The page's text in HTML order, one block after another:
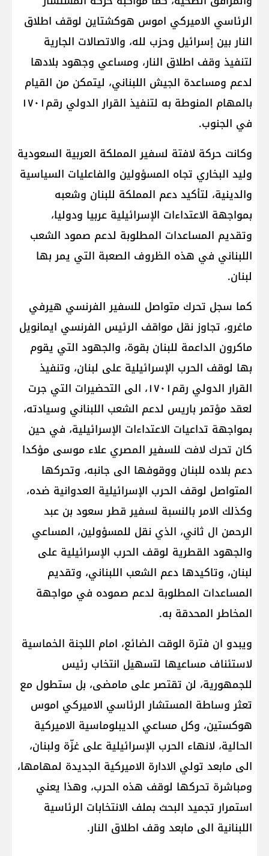
الرئاسي الاميركي اموس هوكشتاين لوقف اطلاق
النار بين إسرائيل وحزب لله، والاتصالات الجارية
لتنفيذ وقف اطلاق النار، ومساعي وجهود بلادها
لدعم ومساعدة الجيش اللبناني، ليتمكن من القيام
بالمهام المنوطة به لتنفيذ القرار الدولي رقم١٧٠١
في الجنوب.
وكانت حركة لافتة لسفير المملكة العربية السعودية
وليد البخاري تجاه المسؤولين والفاعليات السياسية
والدينية، لتأكيد دعم المملكة للبنان وشعبه
بمواجهة الاعتداءات الإسرائيلية عربيا ودوليا،
وتقديم المساعدات المطلوبة لدعم صمود الشعب
اللبناني في هذه الظروف الصعبة التي يمر بها
لبنان.
كما سجل تحرك متواصل للسفير الفرنسي هيرفي
ماغرو، تجاوز نقل مواقف الرئيس الفرنسي ايمانويل
ماكرون الداعمة للبنان بقوة، والجهود التي يقوم
بها لوقف الحرب الإسرائيلية على لبنان، وتنفيذ
القرار الدولي رقم١٧٠١، الى التحضيرات التي جرت
لعقد مؤتمر باريس لدعم الشعب اللبناني وسيادته،
بمواجهة تداعيات الاعتداءات الإسرائيلية، في حين
كان تحرك لافت للسفير المصري علاء موسى مؤكدا
دعم بلاده للبنان ووقوفها الى جانبه، وتحركها
المتواصل لوقف الحرب الإسرائيلية العدوانية ضده،
وكذلك الامر بالنسبة لسفير قطر سعود بن عبد
الرحمن ال ثاني، الذي نقل للمسؤولين، المساعي
والجهود القطرية لوقف الحرب الإسرائيلية على
لبنان، وتاكيدها دعم الشعب اللبناني، وتقديم
المساعدات المطلوبة لدعم صموده في مواجهة
المخاطر المحدقة به.
ويبدو ان فترة الوقت الضائع، امام اللجنة الخماسية
لاستئناف مساعيها لتسهيل انتخاب رئيس
للجمهورية، لن تقتصر على مامضى، بل ستطول مع
تعثر وساطة المستشار الرئاسي الاميركي اموس
هوكستين، وكل مساعي الديبلوماسية الاميركية
الحالية، لانهاء الحرب الإسرائيلية على غزّة ولبنان،
الى مابعد تولي الادارة الاميركية الجديدة لمهامها،
ومباشرة تحركها لوقف هذه الحرب، وهذا يعني
استمرار تجميد البحث بملف الانتخابات الرئاسية
اللبنانية الى مابعد وقف اطلاق النار.